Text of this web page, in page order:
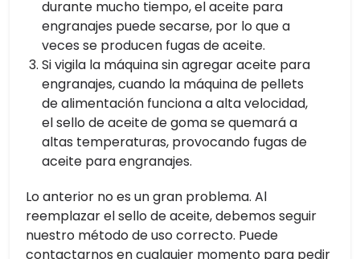
durante mucho tiempo, el aceite para
engranajes puede secarse, por lo que a
veces se producen fugas de aceite.
Si vigila la máquina sin agregar aceite para
engranajes, cuando la máquina de pellets
de alimentación funciona a alta velocidad,
el sello de aceite de goma se quemará a
altas temperaturas, provocando fugas de
aceite para engranajes.
Lo anterior no es un gran problema. Al
reemplazar el sello de aceite, debemos seguir
nuestro método de uso correcto. Puede
contactarnos en cualquier momento para pedir